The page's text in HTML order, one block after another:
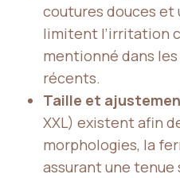
coutures douces et
limitent l’irritation
mentionné dans
récents.
Taille et
XXL) existent afin
morphologies, la
assurant une tenue